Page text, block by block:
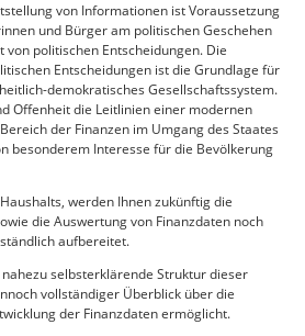
von Informationen ist Voraussetzung
und Bürger am politischen Geschehen
politischen Entscheidungen. Die
Entscheidungen ist die Grundlage für
demokratisches Gesellschaftssystem.
Offenheit die Leitlinien einer modernen
der Finanzen im Umgang des Staates
besonderem Interesse für die Bevölkerung
werden Ihnen zukünftig die
die Auswertung von Finanzdaten noch
aufbereitet.
selbsterklärende Struktur dieser
vollständiger Überblick über die
der Finanzdaten ermöglicht.